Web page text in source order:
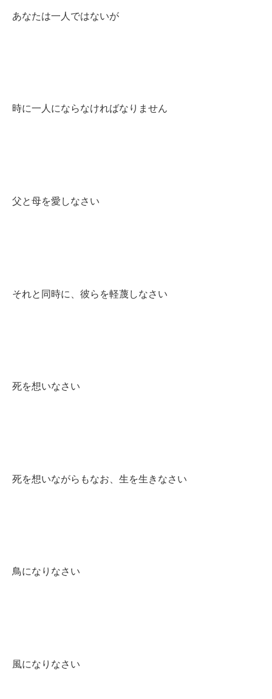
あなたは一人ではないが
時に一人にならなければなりません
父と母を愛しなさい
それと同時に、彼らを軽蔑しなさい
死を想いなさい
死を想いながらもなお、生を生きなさい
鳥になりなさい
風になりなさい